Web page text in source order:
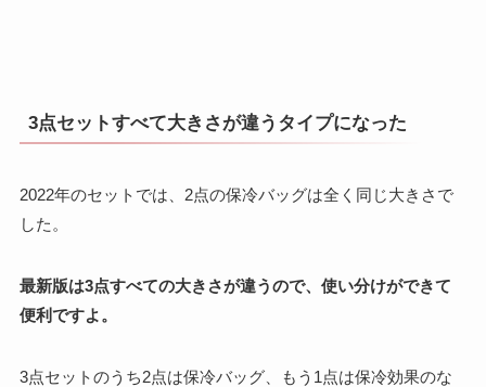
3点セットすべて大きさが違うタイプになった
2022年のセットでは、2点の保冷バッグは全く同じ大きさで
した。
最新版は3点すべての大きさが違うので、使い分けができて
便利ですよ。
3点セットのうち2点は保冷バッグ、もう1点は保冷効果のな